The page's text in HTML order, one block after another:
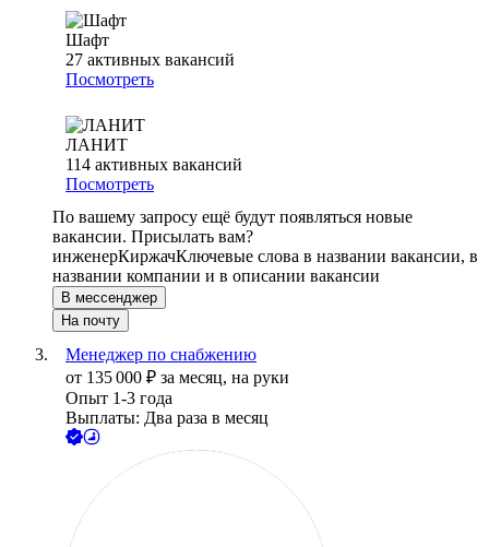
Шафт
27 активных вакансий
Посмотреть
ЛАНИТ
114 активных вакансий
Посмотреть
По вашему запросу ещё будут появляться новые
вакансии. Присылать вам?
инженерКиржачКлючевые слова в названии вакансии, в
названии компании и в описании вакансии
В мессенджер
На почту
Менеджер по снабжению
от 135 000 ₽ за месяц, на руки
Опыт 1-3 года
Выплаты: Два раза в месяц